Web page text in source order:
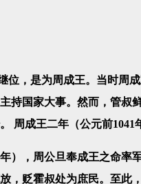
，是为周成王。当时周成
持国家大事。然而，管叔
周成王二年（公元前
，周公旦奉成王之命率
，贬霍叔处为庶民。至此